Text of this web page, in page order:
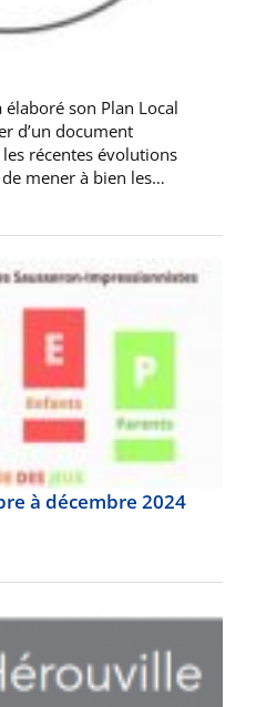
son Plan Local
d’un document
récentes évolutions
mener à bien les…
à décembre 2024